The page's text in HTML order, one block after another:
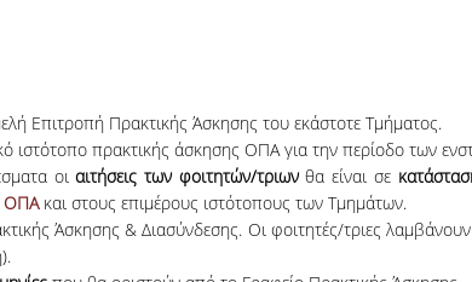
Επιτροπή Πρακτικής Άσκησης του εκάστοτε Τμήματος.
ιστότοπο πρακτικής άσκησης ΟΠΑ για την περίοδο των
οιαιτήσεις των φοιτητών/τριωνθα είναι σε
ΟΠΑκαι στους επιμέρους ιστότοπους των Τμημάτων.
Άσκησης & Διασύνδεσης. Οι φοιτητές/τριες